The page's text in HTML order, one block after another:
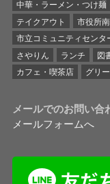
中華・ラーメン・つけ麺
テイクアウト
市役所
市立コミュニティセンタ
さやりん
ランチ 図
カフェ・喫茶店
グリ
メールでのお問い合
メールフォームへ